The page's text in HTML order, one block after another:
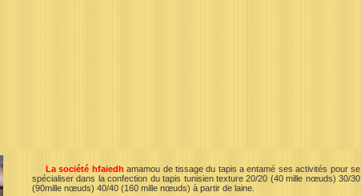
La société hfaiedh amamou de tissage du tapis a entamé ses activités pour se
spécialiser dans la confection du tapis tunisien texture 20/20 (40 mille nœuds) 30/30
(90mille nœuds) 40/40 (160 mille nœuds) à partir de laine.